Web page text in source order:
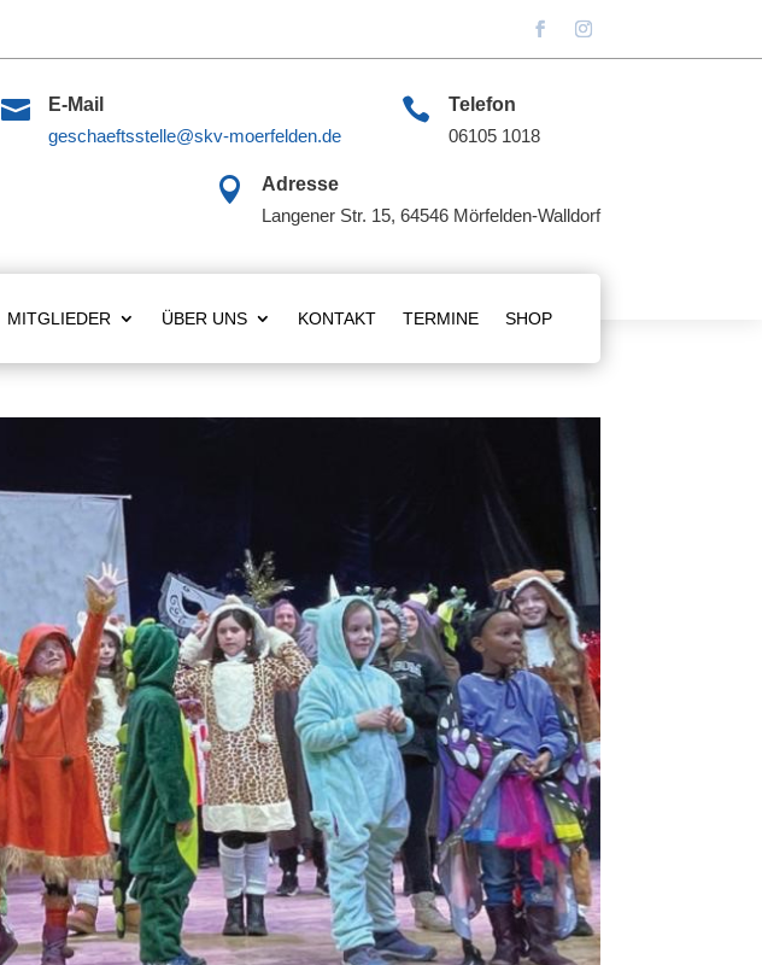

E-Mail
geschaeftsstelle@skv-moerfelden.de

Telefon
06105 1018

Adresse
Langener Str. 15, 64546 Mörfelden-Walldorf
MITGLIEDER ÜBER UNS KONTAKT TERMINE SHOP